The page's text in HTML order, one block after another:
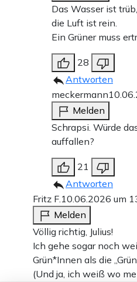
Das Wasser ist trüb,
die Luft ist rein.
Ein Grüner muss
28
Antworten
meckermann
Melden
Schrapsi. Würde
auffallen?
21
Antworten
Fritz F. 10.06.2026 um
Melden
Völlig richtig, Julius!
Ich gehe sogar noch
Grün*Innen als die
(Und ja, ich weiß wo